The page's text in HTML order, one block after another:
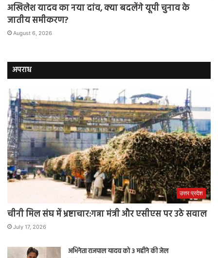
अखिलेश यादव का नया दांव, क्या बदलेंगे यूपी चुनाव के
जातीय समीकरण?
August 6, 2026
अपराध
उत्तर प्रदेश
चीनी मिल संघ में भ्रष्टाचार:गन्ना मंत्री और एसीएस पर उठे सवाल
July 17, 2026
अभिनेता राजपाल यादव को 3 महीने की जेल